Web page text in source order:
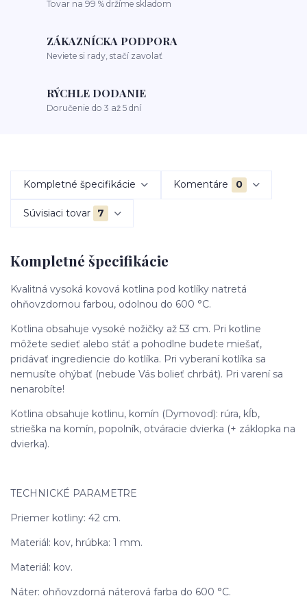
Tovar na 99 % držíme skladom
ZÁKAZNÍCKA PODPORA
Neviete si rady, stačí zavolať
RÝCHLE DODANIE
Doručenie do 3 až 5 dní
Kompletné špecifikácie Komentáre 0
Súvisiaci tovar 7
Kompletné špecifikácie
Kvalitná vysoká kovová kotlina pod kotlíky natretá
ohňovzdornou farbou, odolnou do 600 °C.
Kotlina obsahuje vysoké nožičky až 53 cm. Pri kotline
môžete sedieť alebo stáť a pohodlne budete miešať,
pridávať ingrediencie do kotlíka. Pri vyberaní kotlíka sa
nemusíte ohýbať (nebude Vás bolieť chrbát). Pri varení sa
nenarobíte!
Kotlina obsahuje kotlinu, komín (Dymovod): rúra, kĺb,
strieška na komín, popolník, otváracie dvierka (+ záklopka na
dvierka).
TECHNICKÉ PARAMETRE
Priemer kotliny: 42 cm.
Materiál: kov, hrúbka: 1 mm.
Materiál: kov.
Náter: ohňovzdorná náterová farba do 600 °C.